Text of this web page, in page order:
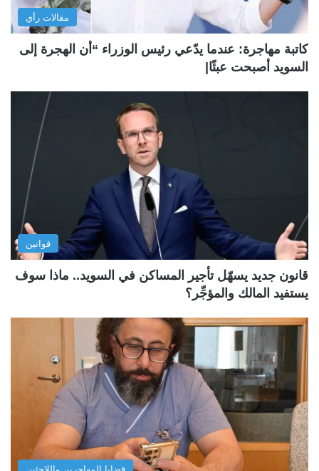
مقالات رأي
كاتبة مهاجرة: عندما يدّعي رئيس الوزراء “أن الهجرة إلى
السويد أصبحت عبئًا|
قوانين
قانون جديد يسهّل تأجير المساكن في السويد.. ماذا سوف
يستفيد المالك والمؤجِّر؟